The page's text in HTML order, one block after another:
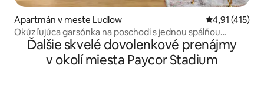
Apartmán v meste Ludlow Priemerné
4,91 (415)
Okúzľujúca garsónka na poschodí s jednou spálňou
Ludlow KY
Ďalšie skvelé dovolenkové prenájmy
v okolí miesta Paycor Stadium